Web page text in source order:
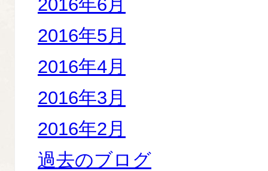
2016年6月
2016年5月
2016年4月
2016年3月
2016年2月
過去のブログ